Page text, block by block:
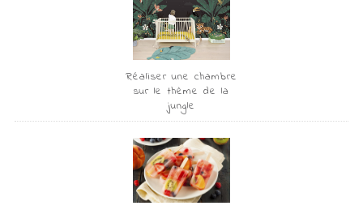
Réaliser une chambre
sur le thème de la
jungle